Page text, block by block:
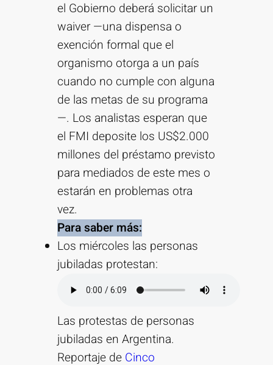
el Gobierno deberá solicitar un
waiver —una dispensa o
exención formal que el
organismo otorga a un país
cuando no cumple con alguna
de las metas de su programa
—. Los analistas esperan que
el FMI deposite los US$2.000
millones del préstamo previsto
para mediados de este mes o
estarán en problemas otra
vez.
Para saber más:
Los miércoles las personas
jubiladas protestan:
Las protestas de personas
jubiladas en Argentina.
Reportaje de Cinco